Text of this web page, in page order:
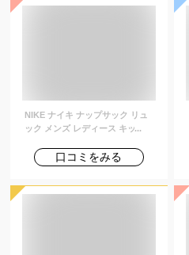
33cm dh2987-002 【Black_c】
NIKE ナイキ ナップサック リュ
ック メンズ レディース キッズ
スポーツ サックパック 黒 グレー
ピンク 小さめ スポーツバッグ 体
ン NIKE DC4245-010 Nike
口コミをみる